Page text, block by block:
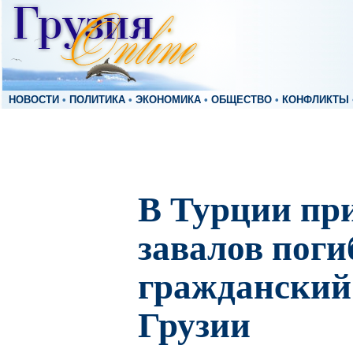
НОВОСТИ • ПОЛИТИКА • ЭКОНОМИКА • ОБЩЕСТВО • КОНФЛИКТЫ
В Турции
завалов
Грузии